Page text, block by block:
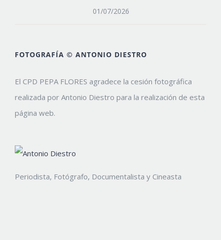
01/07/2026
FOTOGRAFÍA © ANTONIO DIESTRO
El CPD PEPA FLORES agradece la cesión fotográfica
realizada por Antonio Diestro para la realización de esta
página web.
Periodista, Fotógrafo, Documentalista y Cineasta